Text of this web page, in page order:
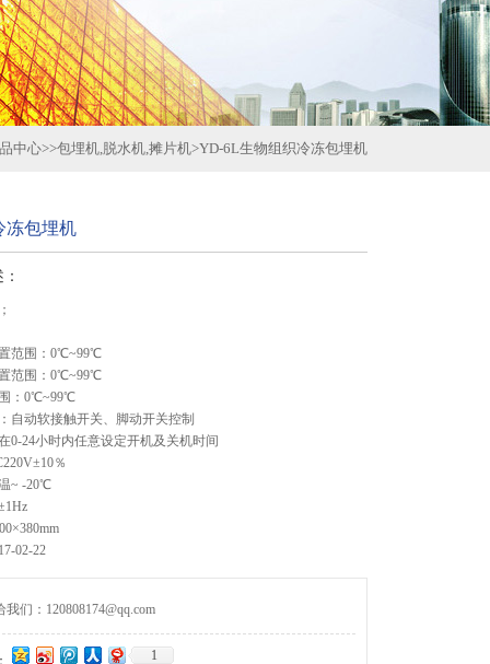
中心>>包埋机,脱水机,摊片机>YD-6L生物组织冷冻包埋机
冻包埋机
范围：0℃~99℃
范围：0℃~99℃
：0℃~99℃
自动软接触开关、脚动开关控制
0-24小时内任意设定开机及关机时间
％
~ -20℃
02-22
我们：120808174@qq.com
1